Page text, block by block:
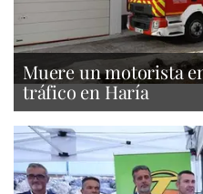
Muere un motorista
tráfico en Haría